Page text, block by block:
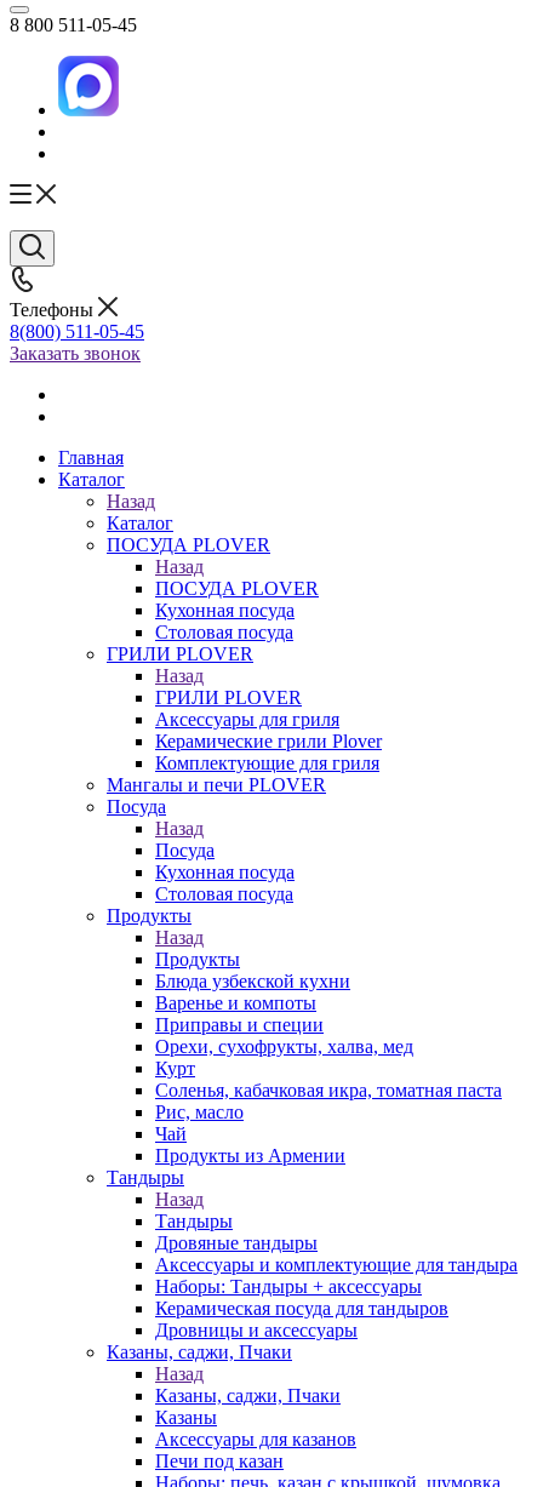
8 800 511-05-45
Телефоны
8(800) 511-05-45
Заказать звонок
Главная
Каталог
Назад
Каталог
ПОСУДА PLOVER
Назад
ПОСУДА PLOVER
Кухонная посуда
Столовая посуда
ГРИЛИ PLOVER
Назад
ГРИЛИ PLOVER
Аксессуары для гриля
Керамические грили Plover
Комплектующие для гриля
Мангалы и печи PLOVER
Посуда
Назад
Посуда
Кухонная посуда
Столовая посуда
Продукты
Назад
Продукты
Блюда узбекской кухни
Варенье и компоты
Приправы и специи
Орехи, сухофрукты, халва, мед
Курт
Соленья, кабачковая икра, томатная паста
Рис, масло
Чай
Продукты из Армении
Тандыры
Назад
Тандыры
Дровяные тандыры
Аксессуары и комплектующие для тандыра
Наборы: Тандыры + аксессуары
Керамическая посуда для тандыров
Дровницы и аксессуары
Казаны, саджи, Пчаки
Назад
Казаны, саджи, Пчаки
Казаны
Аксессуары для казанов
Печи под казан
Наборы: печь, казан с крышкой, шумовка